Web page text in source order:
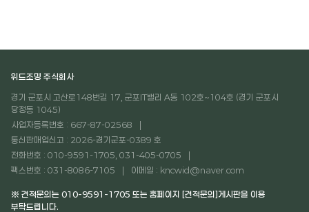
위드조명 주식회사
경기 군포시 고산로148번길 17, 군포IT밸리 A동 102호~104호 (경기 군포시
당정동 1045)
사업자등록번호 : 667-87-02568
통신판매업신고 : 2026-경기군포-0389 호
전화번호 : 010-9591-1705, 031-405-0705
팩스번호 : 031-8086-7105
이메일 : kncwid@naver.com
※ 견적문의는 010-9591-1705 또는 홈페이지 [견적문의]게시판을 이용
부탁드립니다.